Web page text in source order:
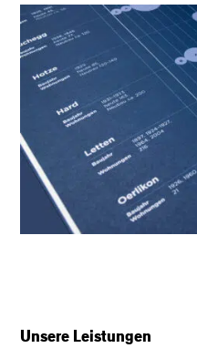
Unsere Leistungen